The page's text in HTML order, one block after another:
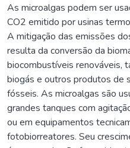
As microalgas podem ser
CO2 emitido por usinas
A mitigação das emissões
resulta da conversão da
biocombustíveis renováveis,
biogás e outros produtos de
fósseis. As microalgas são
grandes tanques com
ou em equipamentos
fotobiorreatores. Seu